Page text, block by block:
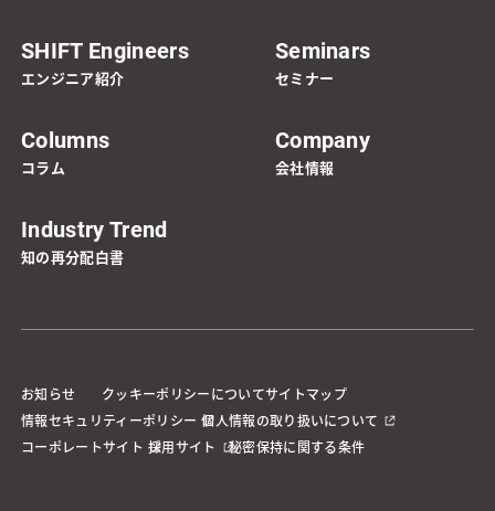
SHIFT Engineers
エンジニア紹介
Seminars
セミナー
Columns
コラム
Company
会社情報
Industry Trend
知の再分配白書
お知らせ クッキーポリシーについてサイトマップ
情報セキュリティーポリシー 個人情報の取り扱いについて
コーポレートサイト 採用サイト 秘密保持に関する条件